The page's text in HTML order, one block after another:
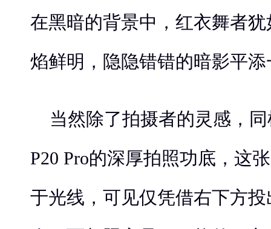
在黑暗的背景中，红衣舞者
焰鲜明，隐隐错错的暗影平
当然除了拍摄者的灵感，
P20 Pro的深厚拍照功底，这
于光线，可见仅凭借右下方